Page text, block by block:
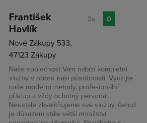
František
Havlík
Nové Zákupy 533,
47123 Zákupy
Naše společnost Vám nabízí kompletní
služby v oboru naší působnosti. Využijte
naše moderní metody, profesionální
přístup a vždy ochotný personál.
Neustále zkvalitňujeme své služby, čehož
je důkazem stále větší množství
0x 0